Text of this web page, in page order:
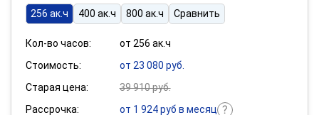
256 ак.ч 400 ак.ч 800 ак.ч Сравнить
Кол-во часов:
от 256 ак.ч
Стоимость:
от 23 080 руб.
Старая цена:
39 910 руб.
Рассрочка:
от 1 924 руб в месяц